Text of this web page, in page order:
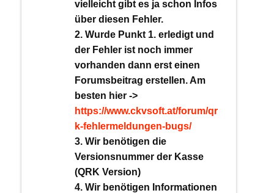
vielleicht gibt es ja schon Infos
über diesen Fehler.
Wurde Punkt 1. erledigt und
der Fehler ist noch immer
vorhanden dann erst einen
Forumsbeitrag erstellen. Am
besten hier ->
https://www.ckvsoft.at/forum/qr
k-fehlermeldungen-bugs/
Wir benötigen die
Versionsnummer der Kasse
(QRK Version)
Wir benötigen Informationen